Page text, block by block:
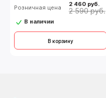
Розничная цена 2 460 руб.
2 590 руб.
В наличии
В корзину